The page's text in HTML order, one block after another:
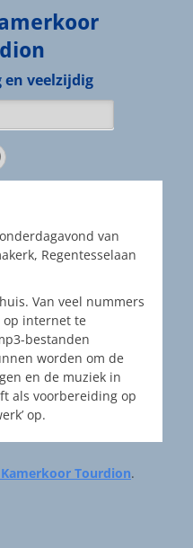
en veelzijdig
van
Regentesselaan
Van veel nummers
op internet te
bestanden
worden om de
en de muziek in
als voorbereiding op
op.
Tourdion.